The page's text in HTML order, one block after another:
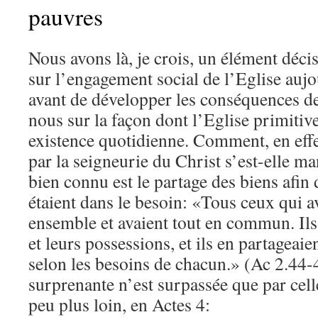
pauvres
Nous avons là, je crois, un élément
sur l’engagement social de l’Eglise
avant de développer les conséquences
nous sur la façon dont l’Eglise
existence quotidienne. Comment, en
par la seigneurie du Christ s’est-elle
bien connu est le partage des biens
étaient dans le besoin: «Tous ceux qui
ensemble et avaient tout en commun.
et leurs possessions, et ils en
selon les besoins de chacun.» (Ac
surprenante n’est surpassée que par
peu plus loin, en Actes 4: